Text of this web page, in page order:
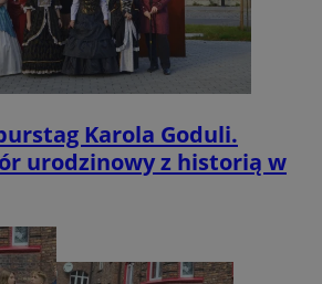
Karola Goduli.
urodzinowy z historią w